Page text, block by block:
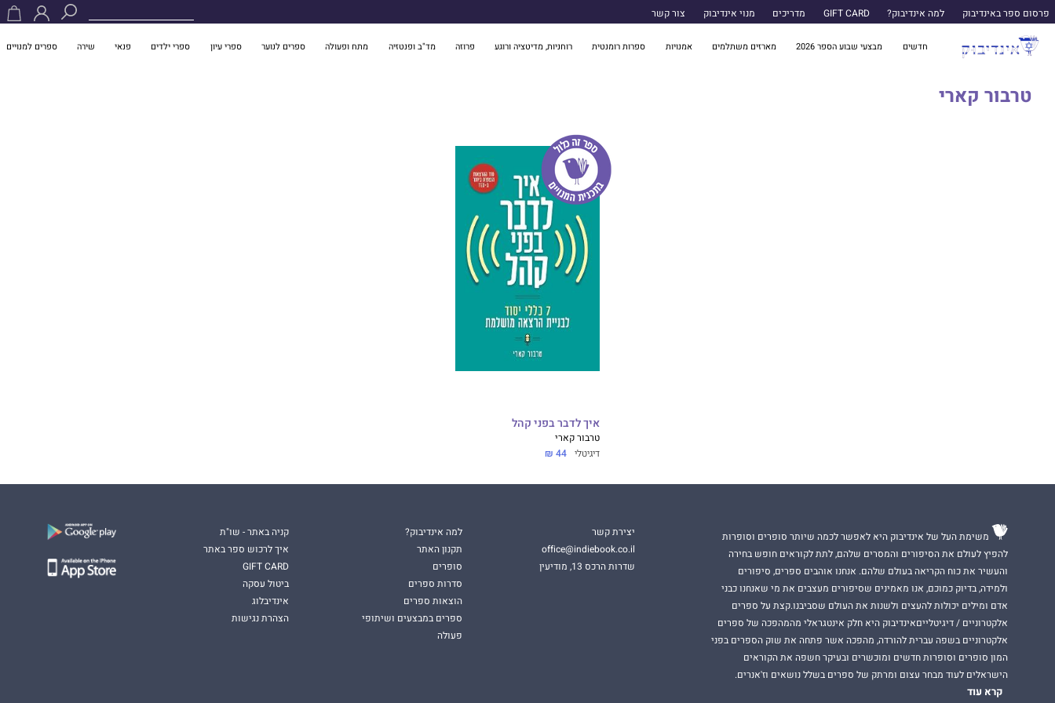
פרסום ספר באינדיבוק למה אינדיבוק? GIFT CARD מדריכים מנוי אינדיבוק צור קשר
חדשים מבצעי שבוע הספר 2026 מארזים משתלמים אמנויות ספרות רומנטית רוחניות, מדיטציה ורוגע פרוזה מד"ב ופנטזיה מתח ופעולה ספרים לנוער ספרי עיון ספרי ילדים פנאי שירה ספרים למנויים
טרבור קארי
איך לדבר בפני קהל
טרבור קארי
דיגיטלי 44 ₪
משימת העל של אינדיבוק היא לאפשר לכמה שיותר סופרים וסופרות
להפיץ לעולם את הסיפורים והמסרים שלהם, לתת לקוראים חופש בחירה
והעשיר את כוח הקריאה בעולם שלהם. אנחנו אוהבים ספרים, סיפורים
ולמידה, בדיוק כמוכם, אנו מאמינים שסיפורים מעצבים את מי שאנחנו כבני
אדם ומילים יכולות להעצים ולשנות את העולם שסביבנו.קצת על ספרים
אלקטרוניים / דיגיטלייםאינדיבוק היא חלק אינטגראלי מהמהפכה של ספרים
אלקטרוניים בשפה עברית להורדה, מהפכה אשר פתחה את שוק הספרים בפני
המון סופרים וסופרות חדשים ומוכשרים ובעיקר חשפה את הקוראים
הישראלים לעוד מבחר עצום ומרתק של ספרים בשלל נושאים וז'אנרים.
קרא עוד
יצירת קשר
office@indiebook.co.il
שדרות הרכס 13, מודיעין
למה אינדיבוק?
תקנון האתר
סופרים
סדרות ספרים
הוצאות ספרים
ספרים במבצעים ושיתופי
פעולה
קניה באתר - שו"ת
איך לרכוש ספר באתר
GIFT CARD
ביטול עסקה
אינדיבלוג
הצהרת נגישות